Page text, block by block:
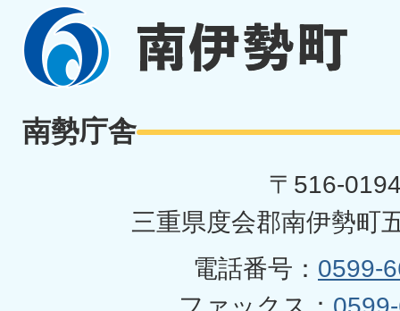
南勢庁舎
〒516-
三重県度会郡南伊勢町
電話番号： 0599-